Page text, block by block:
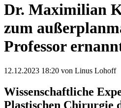
Dr. Maximilian
zum
Professor
12.12.2023 18:20 von Linus Lohoff
Wissenschaftliche
Plastischen Chirurgie